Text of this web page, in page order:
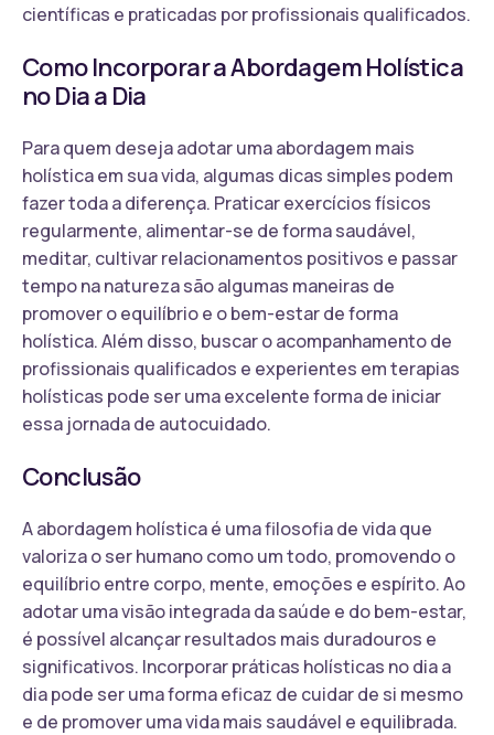
científicas e praticadas por profissionais qualificados.
Como Incorporar a Abordagem Holística
no Dia a Dia
Para quem deseja adotar uma abordagem mais
holística em sua vida, algumas dicas simples podem
fazer toda a diferença. Praticar exercícios físicos
regularmente, alimentar-se de forma saudável,
meditar, cultivar relacionamentos positivos e passar
tempo na natureza são algumas maneiras de
promover o equilíbrio e o bem-estar de forma
holística. Além disso, buscar o acompanhamento de
profissionais qualificados e experientes em terapias
holísticas pode ser uma excelente forma de iniciar
essa jornada de autocuidado.
Conclusão
A abordagem holística é uma filosofia de vida que
valoriza o ser humano como um todo, promovendo o
equilíbrio entre corpo, mente, emoções e espírito. Ao
adotar uma visão integrada da saúde e do bem-estar,
é possível alcançar resultados mais duradouros e
significativos. Incorporar práticas holísticas no dia a
dia pode ser uma forma eficaz de cuidar de si mesmo
e de promover uma vida mais saudável e equilibrada.